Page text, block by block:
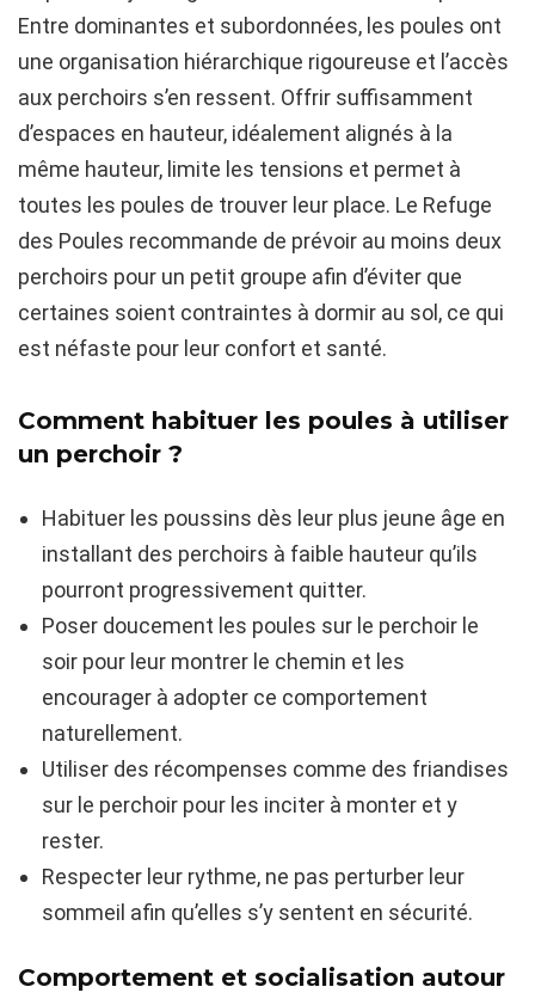
Entre dominantes et subordonnées, les poules ont
une organisation hiérarchique rigoureuse et l’accès
aux perchoirs s’en ressent. Offrir suffisamment
d’espaces en hauteur, idéalement alignés à la
même hauteur, limite les tensions et permet à
toutes les poules de trouver leur place. Le Refuge
des Poules recommande de prévoir au moins deux
perchoirs pour un petit groupe afin d’éviter que
certaines soient contraintes à dormir au sol, ce qui
est néfaste pour leur confort et santé.
Comment habituer les poules à utiliser
un perchoir ?
Habituer les poussins dès leur plus jeune âge en
installant des perchoirs à faible hauteur qu’ils
pourront progressivement quitter.
Poser doucement les poules sur le perchoir le
soir pour leur montrer le chemin et les
encourager à adopter ce comportement
naturellement.
Utiliser des récompenses comme des friandises
sur le perchoir pour les inciter à monter et y
rester.
Respecter leur rythme, ne pas perturber leur
sommeil afin qu’elles s’y sentent en sécurité.
Comportement et socialisation autour